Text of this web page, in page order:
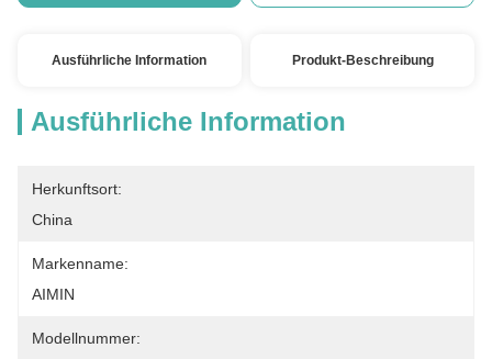
Ausführliche Information Produkt-Beschreibung
Ausführliche Information
Herkunftsort:
China
Markenname:
AIMIN
Modellnummer: